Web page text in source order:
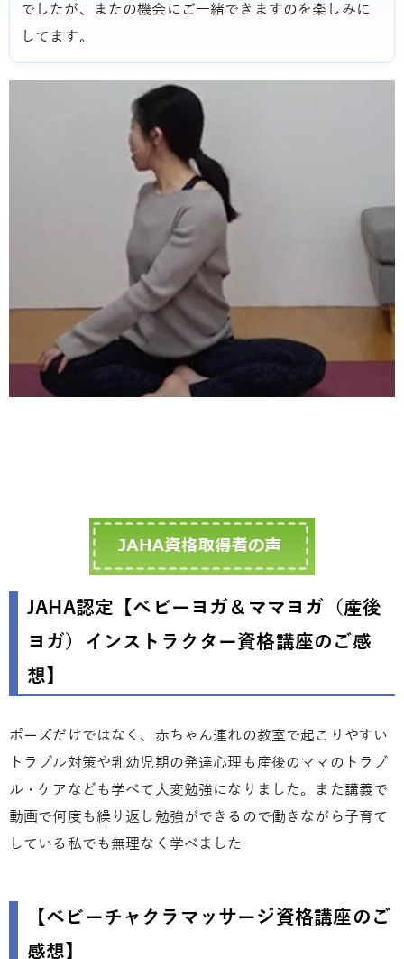
でしたが、またの機会にご一緒できますのを楽しみに
してます。
JAHA認定【ベビーヨガ＆ママヨガ（産後
ヨガ）インストラクター資格講座のご感
想】
ポーズだけではなく、赤ちゃん連れの教室で起こりやすい
トラブル対策や乳幼児期の発達心理も産後のママのトラブ
ル・ケアなども学べて大変勉強になりました。また講義で
動画で何度も繰り返し勉強ができるので働きながら子育て
している私でも無理なく学べました
【ベビーチャクラマッサージ資格講座のご
感想】